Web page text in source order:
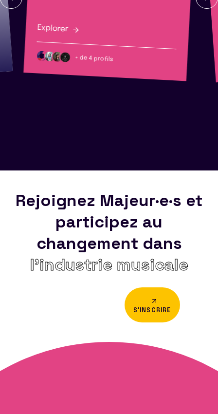
Explorer
+ de 4 profils
Rejoignez Majeur·e·s et
participez au
changement dans
l’industrie musicale
S'INSCRIRE